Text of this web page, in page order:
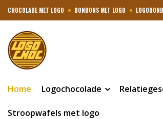
CHOCOLADE MET LOGO BONBONS MET LOGO
Home Logochocolade
Stroopwafels met logo